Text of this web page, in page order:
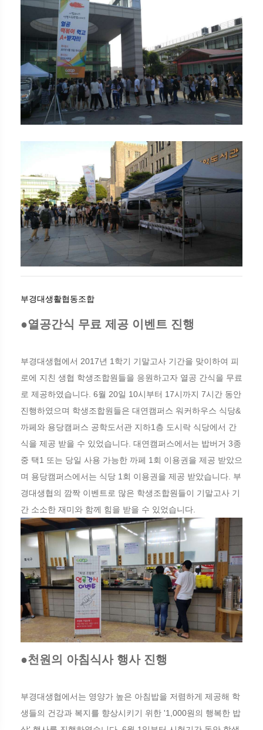
부경대생활협동조합
●열공간식 무료 제공 이벤트 진행
부경대생협에서 2017년 1학기 기말고사 기간을 맞이하여 피
로에 지친 생협 학생조합원들을 응원하고자 열공 간식을 무료
로 제공하였습니다. 6월 20일 10시부터 17시까지 7시간 동안
진행하였으며 학생조합원들은 대연캠퍼스 워커하우스 식당&
까페와 용당캠퍼스 공학도서관 지하1층 도시락 식당에서 간
식을 제공 받을 수 있었습니다. 대연캠퍼스에서는 밥버거 3종
중 택1 또는 당일 사용 가능한 까페 1회 이용권을 제공 받았으
며 용당캠퍼스에서는 식당 1회 이용권을 제공 받았습니다. 부
경대생협의 깜짝 이벤트로 많은 학생조합원들이 기말고사 기
간 소소한 재미와 함께 힘을 받을 수 있었습니다.
●천원의 아침식사 행사 진행
부경대생협에서는 영양가 높은 아침밥을 저렴하게 제공해 학
생들의 건강과 복지를 향상시키기 위한 '1,000원의 행복한 밥